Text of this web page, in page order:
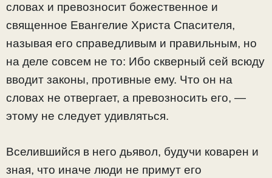
словах и превозносит божественное и
священное Евангелие Христа Спасителя,
называя его справедливым и правильным, но
на деле совсем не то: Ибо скверный сей всюду
вводит законы, противные ему. Что он на
словах не отвергает, а превозносить его, —
этому не следует удивляться.
Вселившийся в него дьявол, будучи коварен и
зная, что иначе люди не примут его